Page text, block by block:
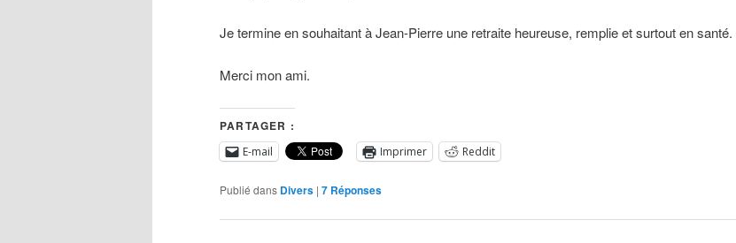
Je termine en souhaitant à Jean-Pierre une retraite heureuse, remplie et surtout en santé.
Merci mon ami.
PARTAGER :
E-mail Imprimer Reddit
Publié dans Divers | 7 Réponses